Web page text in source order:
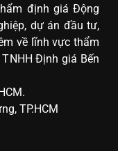
định giá Động
dự án đầu tư,
về lĩnh vực thẩm
Định giá Bến
TP.HCM